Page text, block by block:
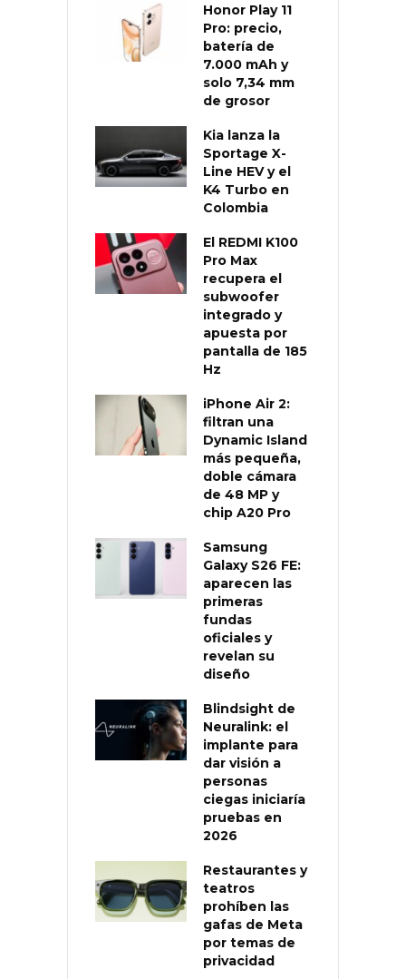
Honor Play 11
Pro: precio,
batería de
7.000 mAh y
solo 7,34 mm
de grosor
Kia lanza la
Sportage X-
Line HEV y el
K4 Turbo en
Colombia
El REDMI K100
Pro Max
recupera el
subwoofer
integrado y
apuesta por
pantalla de 185
Hz
iPhone Air 2:
filtran una
Dynamic Island
más pequeña,
doble cámara
de 48 MP y
chip A20 Pro
Samsung
Galaxy S26 FE:
aparecen las
primeras
fundas
oficiales y
revelan su
diseño
Blindsight de
Neuralink: el
implante para
dar visión a
personas
ciegas iniciaría
pruebas en
2026
Restaurantes y
teatros
prohíben las
gafas de Meta
por temas de
privacidad